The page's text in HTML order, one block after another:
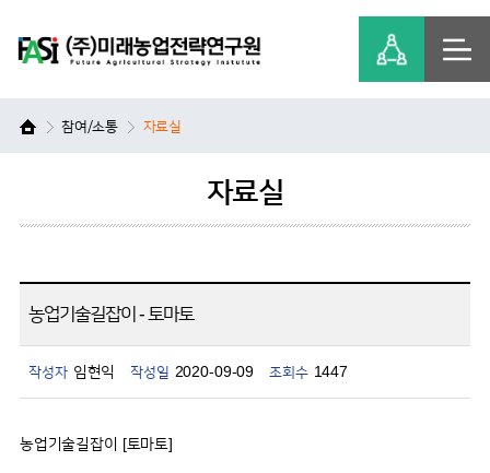
참여/소통 자료실
자료실
농업기술길잡이 - 토마토
작성자 임현익 작성일 2020-09-09 조회수 1447
농업기술길잡이 [토마토]